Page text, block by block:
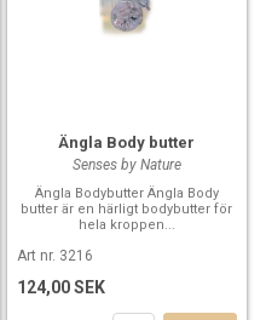
Ängla Body butter
Senses by Nature
Ängla Bodybutter Ängla Body
butter är en härligt bodybutter för
hela kroppen...
Art nr. 3216
124,00 SEK